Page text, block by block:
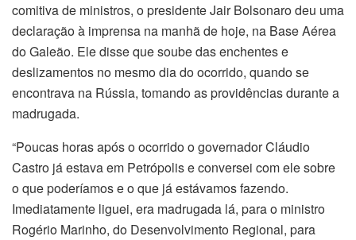
comitiva de ministros, o presidente Jair Bolsonaro deu uma
declaração à imprensa na manhã de hoje, na Base Aérea
do Galeão. Ele disse que soube das enchentes e
deslizamentos no mesmo dia do ocorrido, quando se
encontrava na Rússia, tomando as providências durante a
madrugada.
“Poucas horas após o ocorrido o governador Cláudio
Castro já estava em Petrópolis e conversei com ele sobre
o que poderíamos e o que já estávamos fazendo.
Imediatamente liguei, era madrugada lá, para o ministro
Rogério Marinho, do Desenvolvimento Regional, para